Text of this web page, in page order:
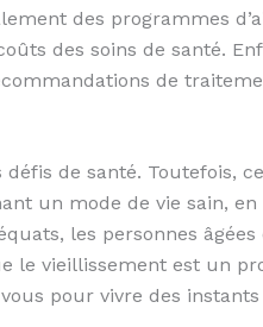
des programmes
des soins de santé.
de
de santé. Toutefois,
un mode de vie sain,
les personnes
le vieillissement est un
pour vivre des